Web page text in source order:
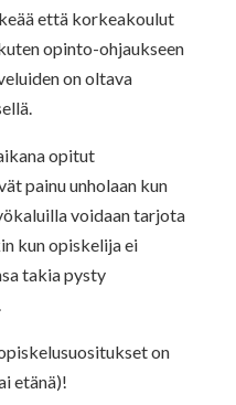
että korkeakoulut
opinto-ohjaukseen
on oltava
opitut
painu unholaan kun
voidaan tarjota
kun opiskelija ei
takia pysty
on
etänä)!